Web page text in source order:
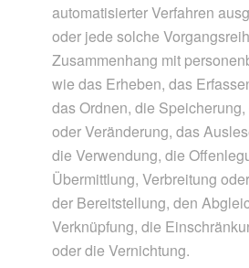
automatisierter Verfahren
oder jede solche
Zusammenhang mit
wie das Erheben, das
das Ordnen, die
oder Veränderung, das
die Verwendung, die
Übermittlung, Verbreitung
der Bereitstellung, den
Verknüpfung, die
oder die Vernichtung.